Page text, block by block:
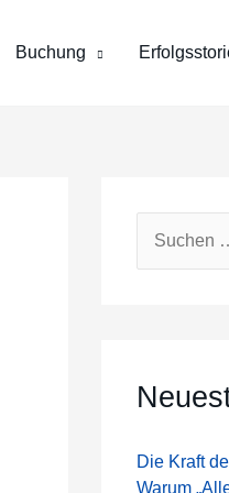
Buchung
e
n
Die Kraft
Warum